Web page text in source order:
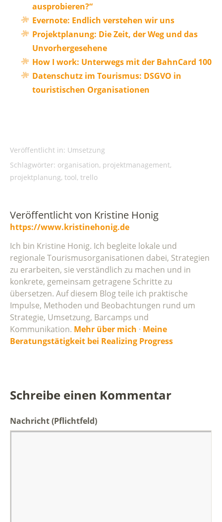
ausprobieren?“
Evernote: Endlich verstehen wir uns
Projektplanung: Die Zeit, der Weg und das
Unvorhergesehene
How I work: Unterwegs mit der BahnCard 100
Datenschutz im Tourismus: DSGVO in
touristischen Organisationen
Veröffentlicht in: Umsetzung
Schlagwörter: organisation, projektmanagement,
projektplanung, tool, trello
Veröffentlicht von Kristine Honig
https://www.kristinehonig.de
Ich bin Kristine Honig. Ich begleite lokale und
regionale Tourismusorganisationen dabei, Strategien
zu erarbeiten, sie verständlich zu machen und in
konkrete, gemeinsam getragene Schritte zu
übersetzen. Auf diesem Blog teile ich praktische
Impulse, Methoden und Beobachtungen rund um
Strategie, Umsetzung, Barcamps und
Kommunikation. Mehr über mich · Meine
Beratungstätigkeit bei Realizing Progress
Schreibe einen Kommentar
Nachricht(Pflichtfeld)